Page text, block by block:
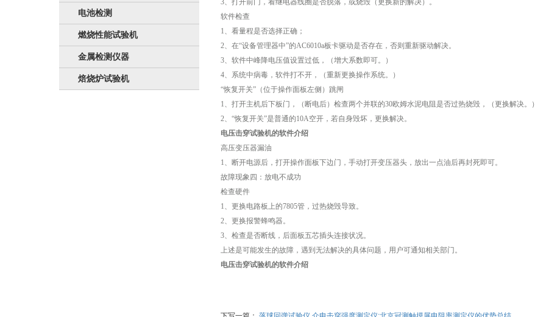
电池检测
燃烧性能试验机
金属检测仪器
焙烧炉试验机
3、打开前门，看继电器线圈是否脱落，或烧毁（更换新的解决）。
软件检查
1、看量程是否选择正确；
2、在“设备管理器中”的AC6010a板卡驱动是否存在，否则重新驱动解决。
3、软件中峰降电压值设置过低，（增大系数即可。）
4、系统中病毒，软件打不开，（重新更换操作系统。）
“恢复开关”（位于操作面板左侧）跳闸
1、打开主机后下板门，（断电后）检查两个并联的30欧姆水泥电阻是否过热烧毁，（更换解决。）
2、“恢复开关”是普通的10A空开，若自身毁坏，更换解决。
电压击穿试验机的软件介绍
高压变压器漏油
1、断开电源后，打开操作面板下边门，手动打开变压器头，放出一点油后再封死即可。
故障现象四：放电不成功
检查硬件
1、更换电路板上的7805管，过热烧毁导致。
2、更换报警蜂鸣器。
3、检查是否断线，后面板五芯插头连接状况。
上述是可能发生的故障，遇到无法解决的具体问题，用户可通知相关部门。
电压击穿试验机的软件介绍